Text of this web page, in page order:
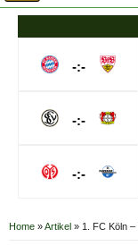
-:-
-:-
-:-
Home »Artikel » 1. FC Köln